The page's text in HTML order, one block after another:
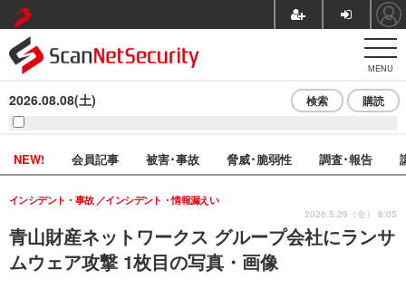
MENU
2026.08.08(土) 検索 購読
NEW! 会員記事 被害･事故 脅威･脆弱性 調査･報告
青山財産ネットワークス グループ会社にランサ
ムウェア攻撃 1枚目の写真・画像
インシデント・事故 インシデント・情報漏えい
2026.5.29（金） 8:05